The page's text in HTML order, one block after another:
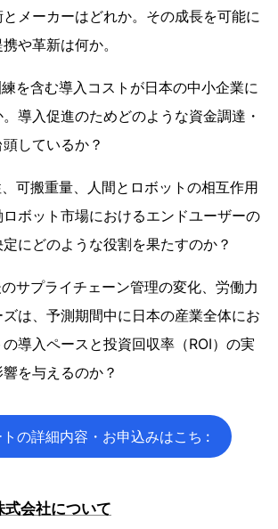
メーカーはどれか。その成長を可能に
や革新は何か。
を含む導入コストが日本の中小企業に
導入促進のためどのような資金調達・
しているか？
可搬重量、人間とロボットの相互作用
ボット市場におけるエンドユーザーの
にどのような役割を果たすのか？
サプライチェーン管理の変化、労働力
は、予測期間中に日本の産業全体にお
導入ペースと投資回収率（ROI）の実
を与えるのか？
の詳細内容・お申込みはこち :
会社について